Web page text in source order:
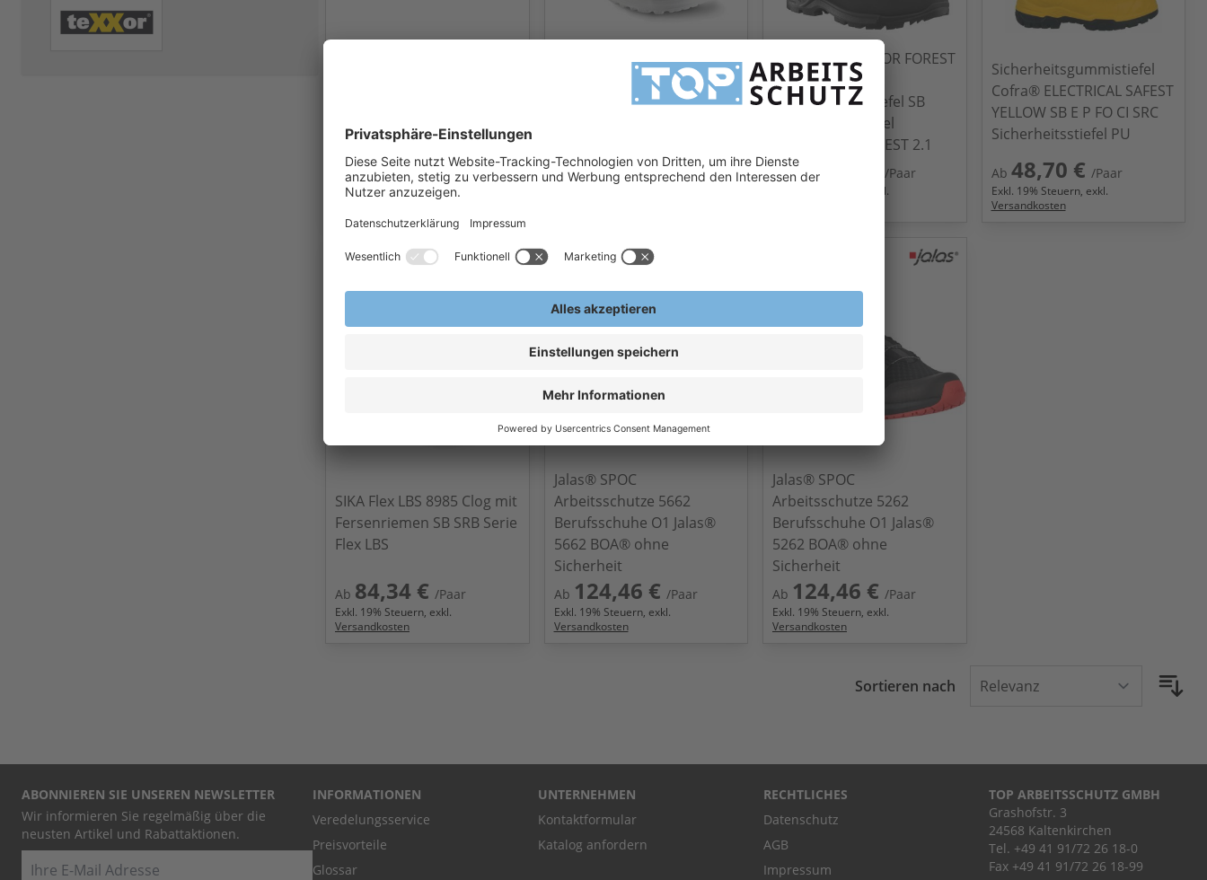
Ab20,18 € /Paar
Exkl.19% Steuern, exkl.
SIKA Flex LBS 8985 Clog mit
Fersenriemen SB SRB Serie
Ab84,34 € /Paar
HAIX® PROTECTOR FOREST
2.1 HAIX®
Schnittschutzstiefel SB
HAIX® Forststiefel
PROTECTOR FOREST 2.1
Ab268,82 € /Paar
% Steuern, exkl.
Sicherheitsgummistiefel
Cofra® ELECTRICAL SAFEST
YELLOW SB E P FO CI SRC
Sicherheitsstiefel PU
Ab 48,70 € /Paar
Exkl. 19% Steuern, exkl.
Versandkosten
SIKA Flex LBS 8985 Clog mit
Fersenriemen SB SRB Serie
Flex LBS
Ab 84,34 € /Paar
Exkl. 19% Steuern, exkl.
Versandkosten
Jalas® SPOC
Arbeitsschutze 5662
Berufsschuhe O1 Jalas®
5662 BOA® ohne
Sicherheit
Ab 124,46 € /Paar
Exkl. 19% Steuern, exkl.
Versandkosten
Jalas® SPOC
Arbeitsschutze 5262
Berufsschuhe O1 Jalas®
5262 BOA® ohne
Sicherheit
Ab 124,46 € /Paar
Exkl. 19% Steuern, exkl.
Versandkosten
Sortieren nach
ABONNIEREN SIE UNSEREN NEWSLETTER
Wir informieren Sie regelmäßig über die
neusten Artikel und Rabattaktionen.
E-Mail
INFORMATIONEN
Veredelungsservice
Preisvorteile
Glossar
UNTERNEHMEN
Kontaktformular
Katalog anfordern
RECHTLICHES
Datenschutz
AGB
Impressum
TOP ARBEITSSCHUTZ GMBH
Grashofstr. 3
24568 Kaltenkirchen
Tel. +49 41 91/72 26 18-0
Fax +49 41 91/72 26 18-99